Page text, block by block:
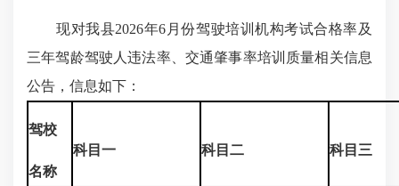
现对我县2026年6月份驾驶培训机构考试合格率及
三年驾龄驾驶人违法率、交通肇事率培训质量相关信息
公告，信息如下：
驾校
名称
科目一 科目二 科目三